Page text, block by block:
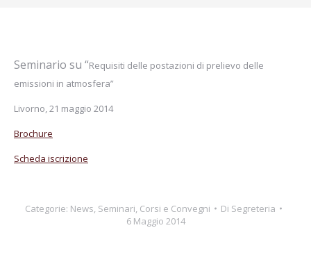
Seminario su “Requisiti delle postazioni di prelievo delle
emissioni in atmosfera”
Livorno, 21 maggio 2014
Brochure
Scheda iscrizione
Categorie: News, Seminari, Corsi e Convegni Di Segreteria
6 Maggio 2014